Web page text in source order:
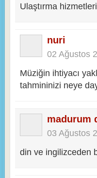
Ulaştırma
nuri
02 Ağustos
Müziğin ihtiyacı
tahmininizi neye
madurum
03 Ağustos
din ve ingilizceden